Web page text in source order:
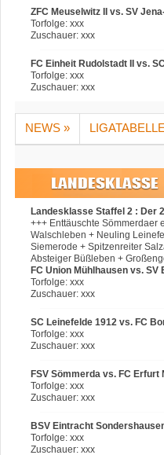
ZFC Meuselwitz II vs. SV
Torfolge: xxx
Zuschauer: xxx
FC Einheit Rudolstadt II vs.
Torfolge: xxx
Zuschauer: xxx
NEWS »
Landesklasse Staffel 2 : Der
+++ Enttäuschte Sömmerdaer
Walschleben + Neuling
Siemerode + Spitzenreiter
Absteiger Büßleben +
FC Union Mühlhausen vs. SV
Torfolge: xxx
Zuschauer: xxx
SC Leinefelde 1912 vs. FC
Torfolge: xxx
Zuschauer: xxx
FSV Sömmerda vs. FC Erfurt
Torfolge: xxx
Zuschauer: xxx
BSV Eintracht
Torfolge: xxx
Zuschauer: xxx